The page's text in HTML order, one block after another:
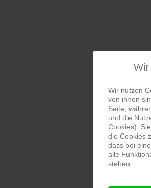
Wir nutzen
von ihnen
Seite,
und die
Cookies).
die Cookies
dass bei
alle
stehen.